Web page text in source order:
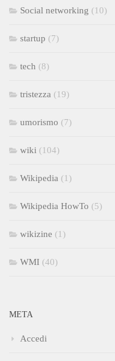
Social networking (10)
startup (7)
tech (8)
tristezza (19)
umorismo (7)
wiki (104)
Wikipedia (1)
Wikipedia HowTo (5)
wikizine (1)
WMI (40)
META
Accedi